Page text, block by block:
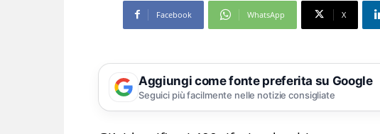
Facebook WhatsApp X
Aggiungi come fonte preferita su Google
Seguici più facilmente nelle notizie consigliate